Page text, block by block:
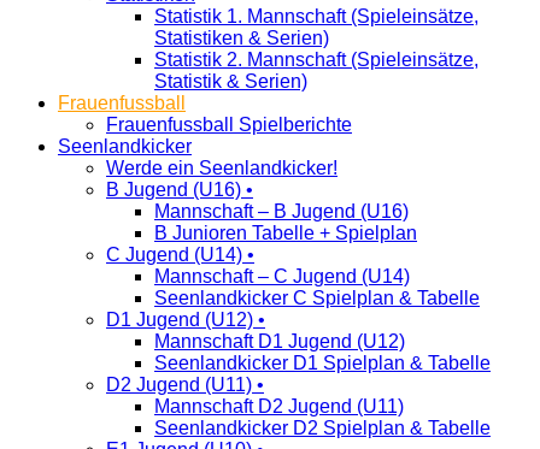
Statistik 1. Mannschaft (Spieleinsätze,
Statistiken & Serien)
Statistik 2. Mannschaft (Spieleinsätze,
Statistik & Serien)
Frauenfussball
Frauenfussball Spielberichte
Seenlandkicker
Werde ein Seenlandkicker!
B Jugend (U16) •
Mannschaft – B Jugend (U16)
B Junioren Tabelle + Spielplan
C Jugend (U14) •
Mannschaft – C Jugend (U14)
Seenlandkicker C Spielplan & Tabelle
D1 Jugend (U12) •
Mannschaft D1 Jugend (U12)
Seenlandkicker D1 Spielplan & Tabelle
D2 Jugend (U11) •
Mannschaft D2 Jugend (U11)
Seenlandkicker D2 Spielplan & Tabelle